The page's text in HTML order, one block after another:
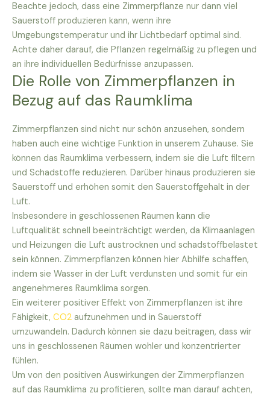
Beachte jedoch, dass eine Zimmerpflanze nur dann viel
Sauerstoff produzieren kann, wenn ihre
Umgebungstemperatur und ihr Lichtbedarf optimal sind.
Achte daher darauf, die Pflanzen regelmäßig zu pflegen und
an ihre individuellen Bedürfnisse anzupassen.
Die Rolle von Zimmerpflanzen in
Bezug auf das Raumklima
Zimmerpflanzen sind nicht nur schön anzusehen, sondern
haben auch eine wichtige Funktion in unserem Zuhause. Sie
können das Raumklima verbessern, indem sie die Luft filtern
und Schadstoffe reduzieren. Darüber hinaus produzieren sie
Sauerstoff und erhöhen somit den Sauerstoffgehalt in der
Luft.
Insbesondere in geschlossenen Räumen kann die
Luftqualität schnell beeinträchtigt werden, da Klimaanlagen
und Heizungen die Luft austrocknen und schadstoffbelastet
sein können. Zimmerpflanzen können hier Abhilfe schaffen,
indem sie Wasser in der Luft verdunsten und somit für ein
angenehmeres Raumklima sorgen.
Ein weiterer positiver Effekt von Zimmerpflanzen ist ihre
Fähigkeit, CO2 aufzunehmen und in Sauerstoff
umzuwandeln. Dadurch können sie dazu beitragen, dass wir
uns in geschlossenen Räumen wohler und konzentrierter
fühlen.
Um von den positiven Auswirkungen der Zimmerpflanzen
auf das Raumklima zu profitieren, sollte man darauf achten,